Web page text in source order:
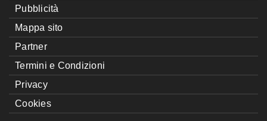
Pubblicità
Mappa sito
Partner
Termini e Condizioni
Privacy
Cookies